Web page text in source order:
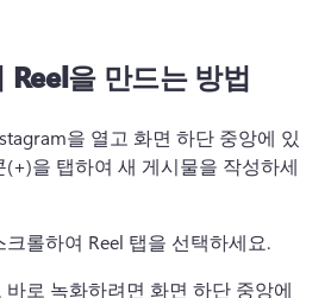
을 만드는 방법
을 열고 화면 하단 중앙에 있
(+)을 탭하여 새 게시물을 작성하세
롤하여 Reel 탭을 선택하세요.
로 녹화하려면 화면 하단 중앙에